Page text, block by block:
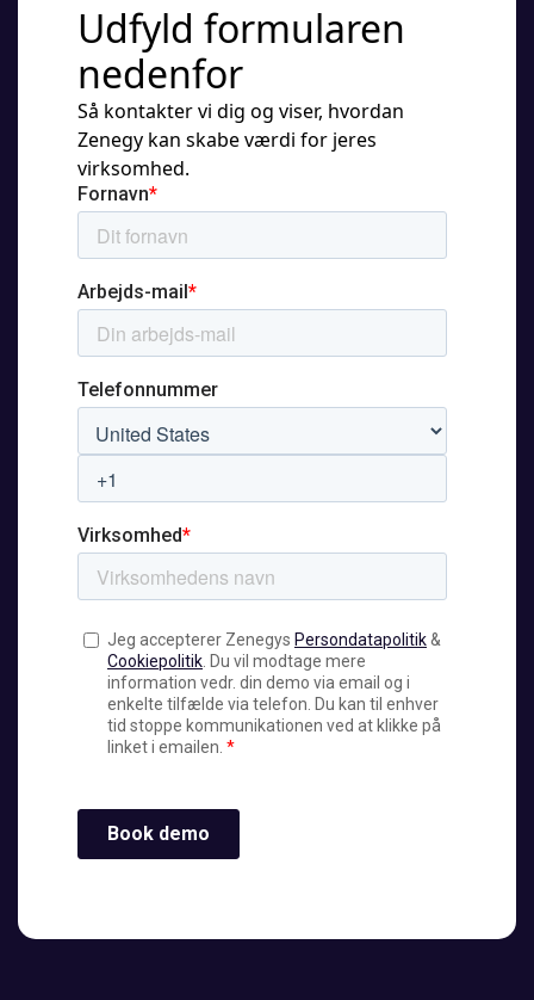
Udfyld formularen
nedenfor
Så kontakter vi dig og viser, hvordan
Zenegy kan skabe værdi for jeres
virksomhed.